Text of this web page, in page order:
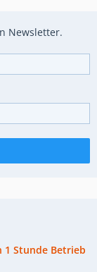
Newsletter.
1 Stunde Betrieb